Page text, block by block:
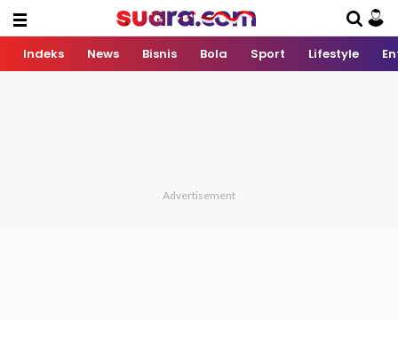
Indeks News Bisnis Bola Sport Lifestyle